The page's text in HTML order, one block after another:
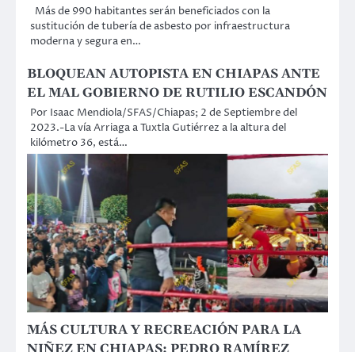
Más de 990 habitantes serán beneficiados con la
sustitución de tubería de asbesto por infraestructura
moderna y segura en…
BLOQUEAN AUTOPISTA EN CHIAPAS ANTE
EL MAL GOBIERNO DE RUTILIO ESCANDÓN
Por Isaac Mendiola/SFAS/Chiapas; 2 de Septiembre del
2023.-La vía Arriaga a Tuxtla Gutiérrez a la altura del
kilómetro 36, está…
MÁS CULTURA Y RECREACIÓN PARA LA